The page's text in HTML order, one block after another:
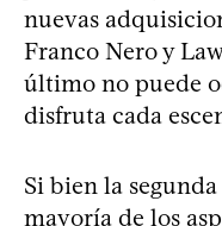
nuevas
Franco Nero y
último no puede
disfruta cada
Si bien la
mayoría de los